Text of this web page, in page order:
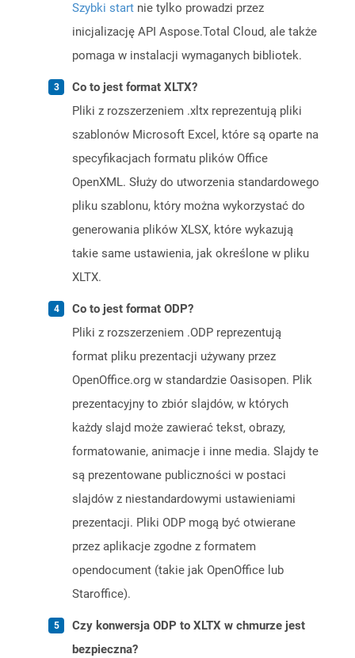
Szybki start nie tylko prowadzi przez
inicjalizację API Aspose.Total Cloud, ale także
pomaga w instalacji wymaganych bibliotek.
Co to jest format XLTX?
Pliki z rozszerzeniem .xltx reprezentują pliki
szablonów Microsoft Excel, które są oparte na
specyfikacjach formatu plików Office
OpenXML. Służy do utworzenia standardowego
pliku szablonu, który można wykorzystać do
generowania plików XLSX, które wykazują
takie same ustawienia, jak określone w pliku
XLTX.
Co to jest format ODP?
Pliki z rozszerzeniem .ODP reprezentują
format pliku prezentacji używany przez
OpenOffice.org w standardzie Oasisopen. Plik
prezentacyjny to zbiór slajdów, w których
każdy slajd może zawierać tekst, obrazy,
formatowanie, animacje i inne media. Slajdy te
są prezentowane publiczności w postaci
slajdów z niestandardowymi ustawieniami
prezentacji. Pliki ODP mogą być otwierane
przez aplikacje zgodne z formatem
opendocument (takie jak OpenOffice lub
Staroffice).
Czy konwersja ODP to XLTX w chmurze jest
bezpieczna?